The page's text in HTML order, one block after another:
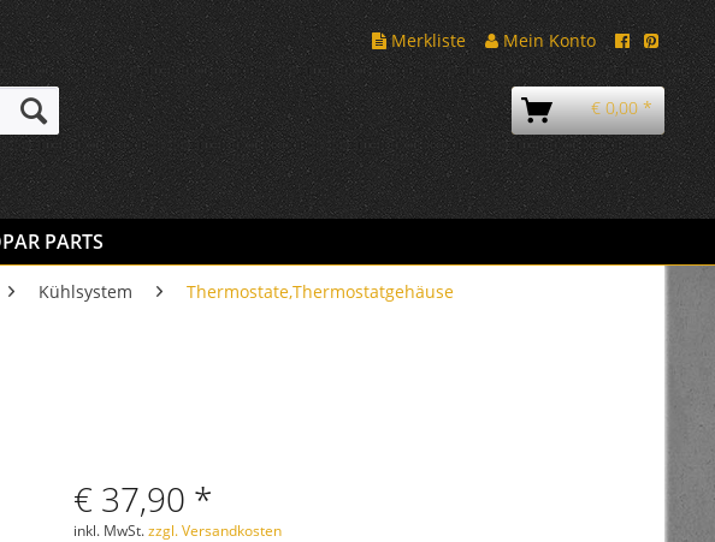
Merkliste
Mein Konto
€ 0,00 *
PARTS
Kühlsystem Thermostate,Thermostatgehäuse
€ 37,90 *
inkl. MwSt.zzgl. Versandkosten